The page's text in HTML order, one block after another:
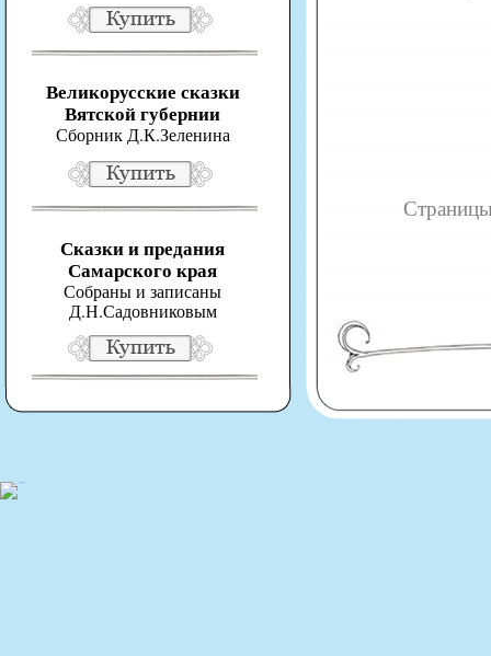
Великорусские сказки
Вятской губернии
Сборник Д.К.Зеленина
Сказки и предания
Самарского края
Собраны и записаны
Д.Н.Садовниковым